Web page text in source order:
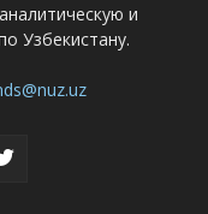
и
Узбекистану.